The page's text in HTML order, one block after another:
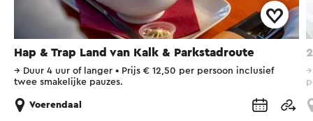
Hap & Trap Land van Kalk & Parkstadroute
→ Duur 4 uur of langer • Prijs € 12,50 per persoon inclusief
twee smakelijke pauzes.
Voerendaal